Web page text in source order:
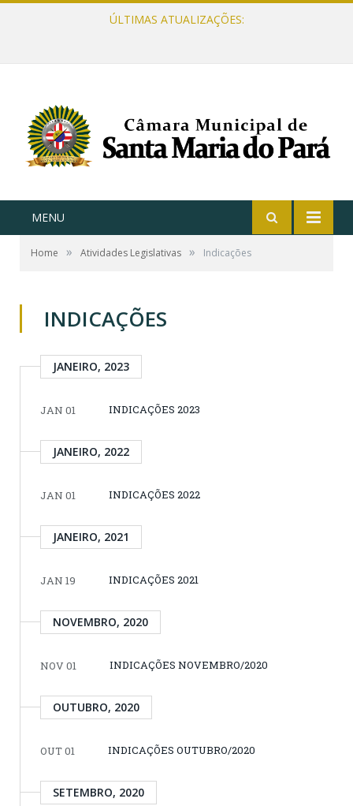
ÚLTIMAS ATUALIZAÇÕES:
MENU
Home » Atividades Legislativas » Indicações
INDICAÇÕES
JANEIRO, 2023
JAN 01 INDICAÇÕES 2023
JANEIRO, 2022
JAN 01 INDICAÇÕES 2022
JANEIRO, 2021
JAN 19 INDICAÇÕES 2021
NOVEMBRO, 2020
NOV 01 INDICAÇÕES NOVEMBRO/2020
OUTUBRO, 2020
OUT 01 INDICAÇÕES OUTUBRO/2020
SETEMBRO, 2020